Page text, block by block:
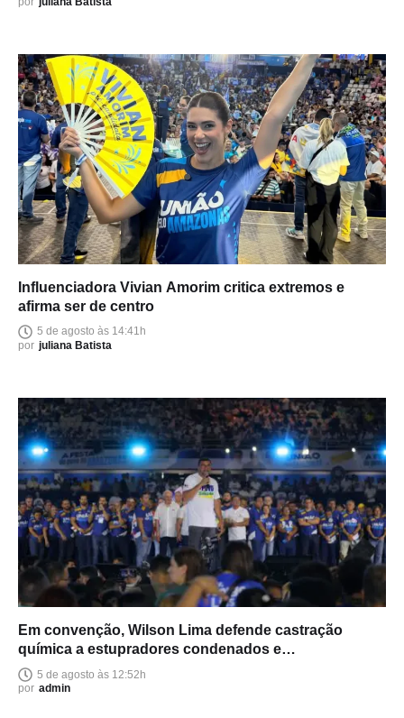
Influenciadora Vivian Amorim critica extremos e
afirma ser de centro
5 de agosto às 14:41h
por juliana Batista
Em convenção, Wilson Lima defende castração
química a estupradores condenados e
endurecimento das leis
5 de agosto às 12:52h
por admin